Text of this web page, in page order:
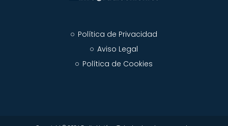
Política de Privacidad
Aviso Legal
Política de Cookies